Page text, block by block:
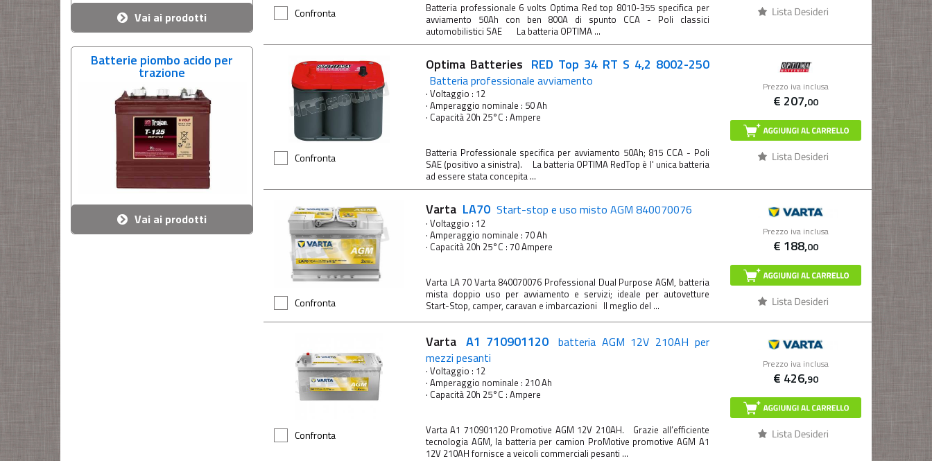
Vai ai prodotti
Batterie piombo acido per
trazione
Vai ai prodotti
Confronta
Batteria professionale 6 volts Optima Red top 8010-355 specifica per
avviamento 50Ah con ben 800A di spunto CCA - Poli classici
automobilistici SAE La batteria OPTIMA ...
Confronta
Prezzo iva inclusa
€ 207,00
Optima Batteries RED Top 34 RT S 4,2 8002-250
Batteria professionale avviamento
· Voltaggio : 12
· Amperaggio nominale : 50 Ah
· Capacità 20h 25°C : Ampere
Batteria Professionale specifica per avviamento 50Ah; 815 CCA - Poli
SAE (positivo a sinistra). La batteria OPTIMA RedTop è l' unica batteria
ad essere stata concepita ...
Confronta
Prezzo iva inclusa
€ 188,00
Varta LA70 Start-stop e uso misto AGM 840070076
· Voltaggio : 12
· Amperaggio nominale : 70 Ah
· Capacità 20h 25°C : 70 Ampere
Varta LA 70 Varta 840070076 Professional Dual Purpose AGM, batteria
mista doppio uso per avviamento e servizi; ideale per autovetture
Start-Stop, camper, caravan e imbarcazioni Il meglio del ...
Confronta
Prezzo iva inclusa
€ 426,90
Varta A1 710901120 batteria AGM 12V 210AH per
mezzi pesanti
· Voltaggio : 12
· Amperaggio nominale : 210 Ah
· Capacità 20h 25°C : Ampere
Varta A1 710901120 Promotive AGM 12V 210AH. Grazie all’efficiente
tecnologia AGM, la batteria per camion ProMotive promotive AGM A1
12V 210AH fornisce a veicoli commerciali pesanti ...